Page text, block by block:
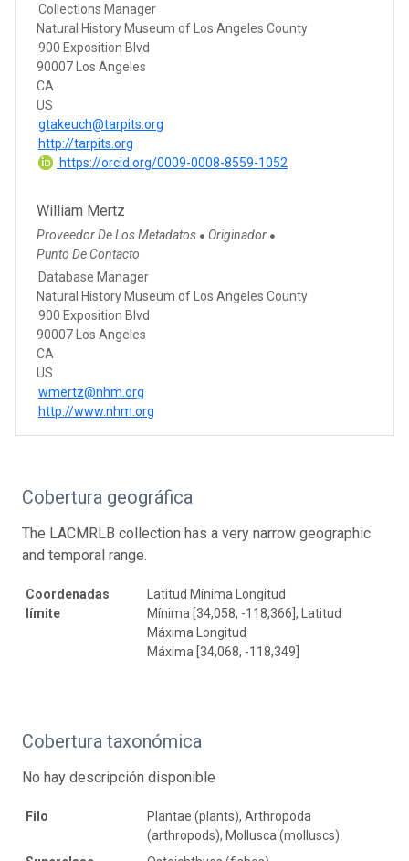
Collections Manager
Natural History Museum of Los Angeles County
900 Exposition Blvd
90007 Los Angeles
CA
US
gtakeuch@tarpits.org
http://tarpits.org
https://orcid.org/0009-0008-8559-1052
William Mertz
Proveedor De Los Metadatos ● Originador ●
Punto De Contacto
Database Manager
Natural History Museum of Los Angeles County
900 Exposition Blvd
90007 Los Angeles
CA
US
wmertz@nhm.org
http://www.nhm.org
Cobertura geográfica
The LACMRLB collection has a very narrow geographic
and temporal range.
Coordenadas
límite
Latitud Mínima Longitud
Mínima [34,058, -118,366], Latitud
Máxima Longitud
Máxima [34,068, -118,349]
Cobertura taxonómica
No hay descripción disponible
Filo
Plantae (plants), Arthropoda
(arthropods), Mollusca (molluscs)